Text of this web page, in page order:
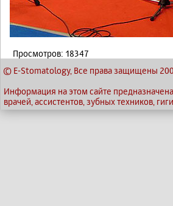
Просмотров: 18347
© E-Stomatology, Все права защищены
Информация на этом сайте
врачей, ассистентов, зубных техников,